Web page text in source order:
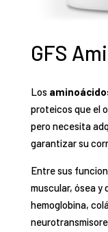
GFS
Los
proteicos que el
pero necesita
garantizar su
Entre sus
muscular, ósea y
hemoglobina,